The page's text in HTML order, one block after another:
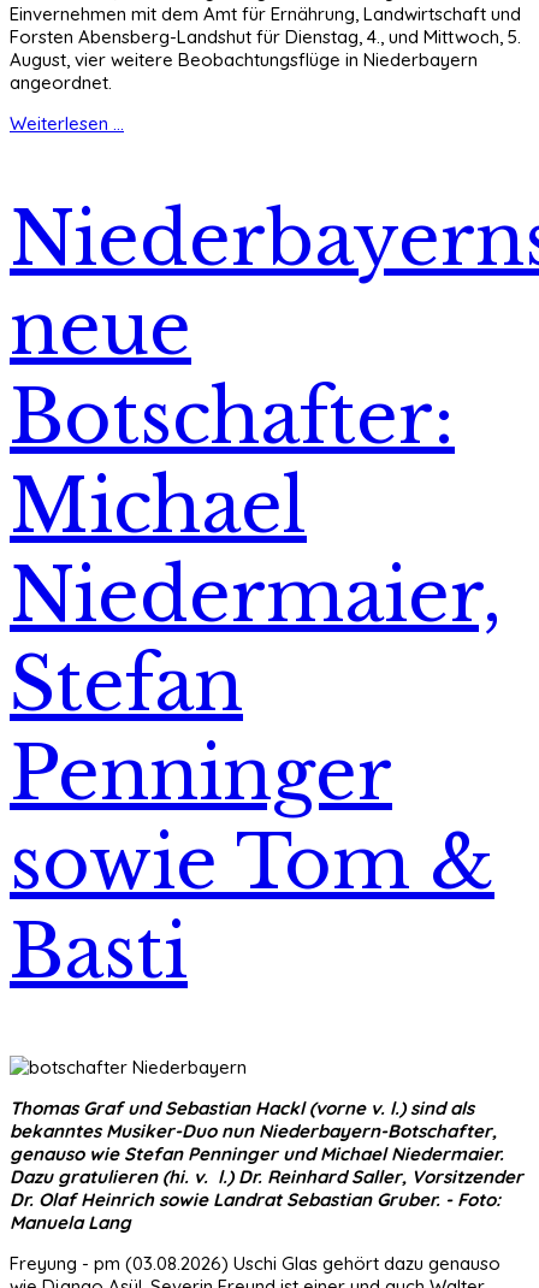
Einvernehmen mit dem Amt für Ernährung, Landwirtschaft und
Forsten Abensberg-Landshut für Dienstag, 4., und Mittwoch, 5.
August, vier weitere Beobachtungsflüge in Niederbayern
angeordnet.
Weiterlesen ...
neue
Botschafter:
Michael
Niedermaier,
Stefan
Penninger
sowie Tom &
Basti
Thomas Graf und Sebastian Hackl (vorne v. l.) sind als
bekanntes Musiker-Duo nun Niederbayern-Botschafter,
genauso wie Stefan Penninger und Michael Niedermaier.
Dazu gratulieren (hi. v. l.) Dr. Reinhard Saller, Vorsitzender
Dr. Olaf Heinrich sowie Landrat Sebastian Gruber. - Foto:
Manuela Lang
Freyung - pm (03.08.2026) Uschi Glas gehört dazu genauso